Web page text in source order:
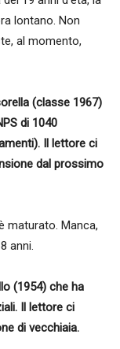
lontano. Non
al momento,
(classe 1967)
di 1040
Il lettore ci
dal prossimo
maturato. Manca,
anni.
(1954) che ha
Il lettore ci
di vecchiaia.